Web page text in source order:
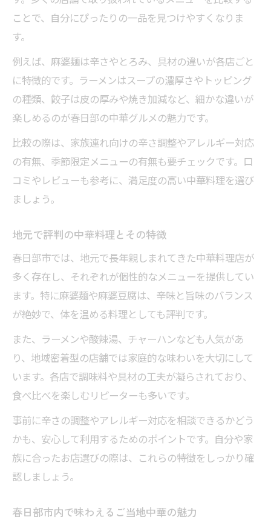
ことで、自分にぴったりの一品を見つけやすくなりま
す。
例えば、麻婆麺は辛さやとろみ、具材の違いが各店ごと
に特徴的です。ラーメンはスープの濃厚さやトッピング
の種類、餃子は皮の厚みや焼き加減など、細かな違いが
楽しめるのが春日部の中華グルメの魅力です。
比較の際は、家族連れ向けの辛さ調整やアレルギー対応
の有無、季節限定メニューの有無も要チェックです。口
コミやレビューも参考に、満足度の高い中華料理を選び
ましょう。
地元で評判の中華料理とその特徴
春日部市では、地元で長年親しまれてきた中華料理店が
多く存在し、それぞれが個性的なメニューを提供してい
ます。特に麻婆麺や麻婆豆腐は、辛味と旨味のバランス
が絶妙で、体を温める料理としても評判です。
また、ラーメンや酸辣湯、チャーハンなども人気があ
り、地域密着型の店舗では家庭的な味わいを大切にして
います。各店で調味料や具材の工夫が凝らされており、
食べ比べを楽しむリピーターも多いです。
事前に辛さの調整やアレルギー対応を相談できるかどう
かも、安心して利用するためのポイントです。自分や家
族に合ったお店選びの際は、これらの特徴をしっかり確
認しましょう。
春日部市内で味わえるご当地中華の魅力